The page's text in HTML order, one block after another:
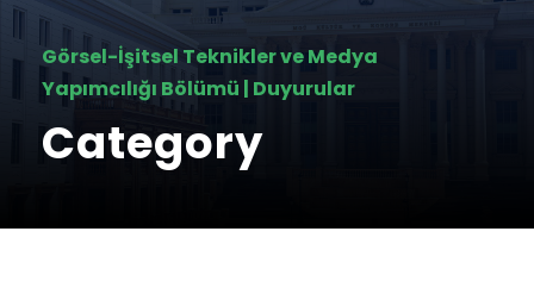
Görsel-İşitsel Teknikler ve Medya
Yapımcılığı Bölümü | Duyurular
Category